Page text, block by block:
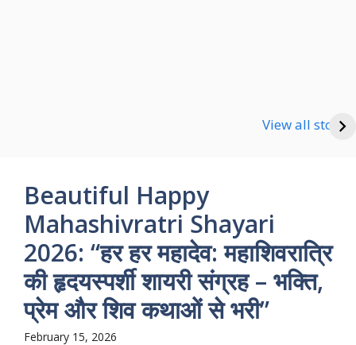
View all stories
Good Night Shayari
Beautiful Happy
Mahashivratri Shayari
2026: “हर हर महादेव: महाशिवरात्रि
की हृदयस्पर्शी शायरी संग्रह – भक्ति,
प्रेम और शिव कथाओं से भरी”
February 15, 2026